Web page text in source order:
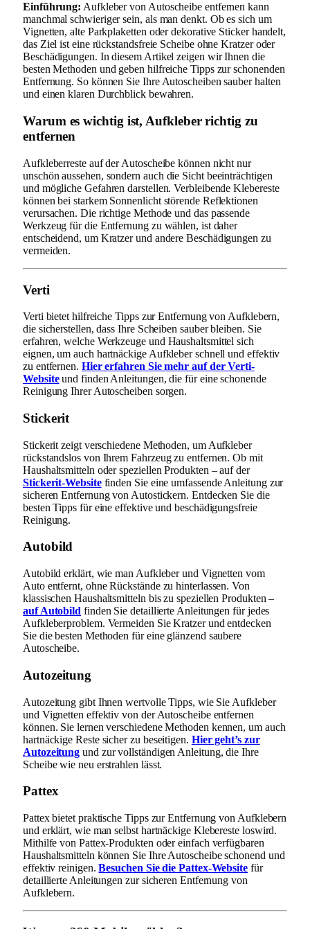
Einführung: Aufkleber von Autoscheibe entfernen kann
manchmal schwieriger sein, als man denkt. Ob es sich um
Vignetten, alte Parkplaketten oder dekorative Sticker handelt,
das Ziel ist eine rückstandsfreie Scheibe ohne Kratzer oder
Beschädigungen. In diesem Artikel zeigen wir Ihnen die
besten Methoden und geben hilfreiche Tipps zur schonenden
Entfernung. So können Sie Ihre Autoscheiben sauber halten
und einen klaren Durchblick bewahren.
Warum es wichtig ist, Aufkleber richtig zu
entfernen
Aufkleberreste auf der Autoscheibe können nicht nur
unschön aussehen, sondern auch die Sicht beeinträchtigen
und mögliche Gefahren darstellen. Verbleibende Klebereste
können bei starkem Sonnenlicht störende Reflektionen
verursachen. Die richtige Methode und das passende
Werkzeug für die Entfernung zu wählen, ist daher
entscheidend, um Kratzer und andere Beschädigungen zu
vermeiden.
Verti
Verti bietet hilfreiche Tipps zur Entfernung von Aufklebern,
die sicherstellen, dass Ihre Scheiben sauber bleiben. Sie
erfahren, welche Werkzeuge und Haushaltsmittel sich
eignen, um auch hartnäckige Aufkleber schnell und effektiv
zu entfernen. Hier erfahren Sie mehr auf der Verti-
Websiteund finden Anleitungen, die für eine schonende
Reinigung Ihrer Autoscheiben sorgen.
Stickerit
Stickerit zeigt verschiedene Methoden, um Aufkleber
rückstandslos von Ihrem Fahrzeug zu entfernen. Ob mit
Haushaltsmitteln oder speziellen Produkten – auf der
Stickerit-Websitefinden Sie eine umfassende Anleitung zur
sicheren Entfernung von Autostickern. Entdecken Sie die
besten Tipps für eine effektive und beschädigungsfreie
Reinigung.
Autobild
Autobild erklärt, wie man Aufkleber und Vignetten vom
Auto entfernt, ohne Rückstände zu hinterlassen. Von
klassischen Haushaltsmitteln bis zu speziellen Produkten –
auf Autobild finden Sie detaillierte Anleitungen für jedes
Aufkleberproblem. Vermeiden Sie Kratzer und entdecken
Sie die besten Methoden für eine glänzend saubere
Autoscheibe.
Autozeitung
Autozeitung gibt Ihnen wertvolle Tipps, wie Sie Aufkleber
und Vignetten effektiv von der Autoscheibe entfernen
können. Sie lernen verschiedene Methoden kennen, um auch
hartnäckige Reste sicher zu beseitigen. Hier geht’s zur
Autozeitung und zur vollständigen Anleitung, die Ihre
Scheibe wie neu erstrahlen lässt.
Pattex
Pattex bietet praktische Tipps zur Entfernung von Aufklebern
und erklärt, wie man selbst hartnäckige Klebereste loswird.
Mithilfe von Pattex-Produkten oder einfach verfügbaren
Haushaltsmitteln können Sie Ihre Autoscheibe schonend und
effektiv reinigen.Besuchen Sie die Pattex-Website für
detaillierte Anleitungen zur sicheren Entfernung von
Aufklebern.